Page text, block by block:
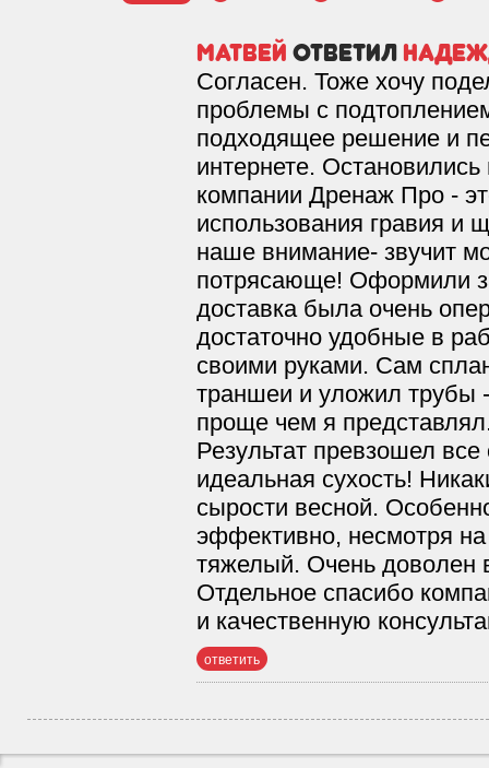
Матвей ответил
Согласен. Тоже хочу
проблемы с
подходящее решение и
интернете.
компании Дренаж Про -
использования гравия и
наше внимание- звучит
потрясающе! Оформили
доставка была очень
достаточно удобные в
своими руками. Сам
траншеи и уложил трубы
проще чем я
Результат превзошел
идеальная сухость!
сырости весной.
эффективно, несмотря на
тяжелый. Очень доволен
Отдельное спасибо
и качественную
ответить